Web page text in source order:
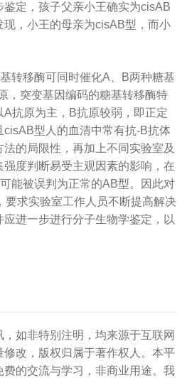
定，孩子父亲小王确实为cisAB
，小王的母亲为cisAB型，而小
移酶可同时催化A、B两种糖基
，突变基因编码的糖基转移酶特
抗原为主，B抗原较弱，即正定
cisAB型人的血清中常有抗-B抗体
的局限性，再加上不同实验室及
度判断易受主观因素的影响，在
能被误判为正常的AB型。因此对
要求实验室工作人员不断提高解决
进一步进行分子生物学鉴定，以
如非特别注明，均来源于互联网
改，版权归属于著作权人。本平
的交流与学习，非商业用途。我